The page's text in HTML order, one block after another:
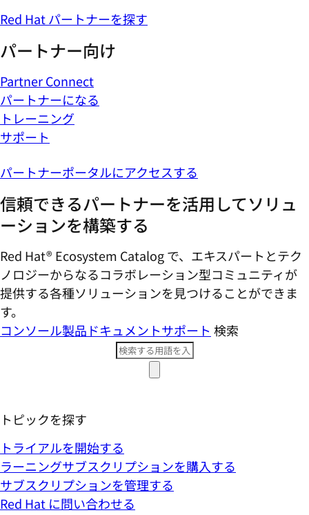
Red Hat パートナーを探す
パートナー向け
Partner Connect
パートナーになる
トレーニング
サポート
パートナーポータルにアクセスする
信頼できるパートナーを活用してソリュ
ーションを構築する
Red Hat® Ecosystem Catalog で、エキスパートとテク
ノロジーからなるコラボレーション型コミ​ュニティが
提供する各種ソリューションを見つけることができま
す。
コンソール製品ドキュメントサポート 検索
トピックを探す
トライアルを開始する
ラーニングサブスクリプションを購入する
サブスクリプションを管理する
Red Hat に問い合わせる